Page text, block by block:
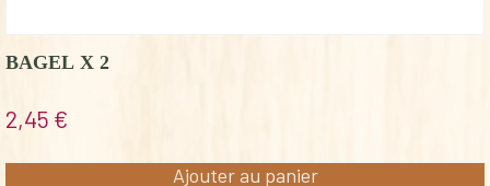
BAGEL X 2
2,45 €
Ajouter au panier